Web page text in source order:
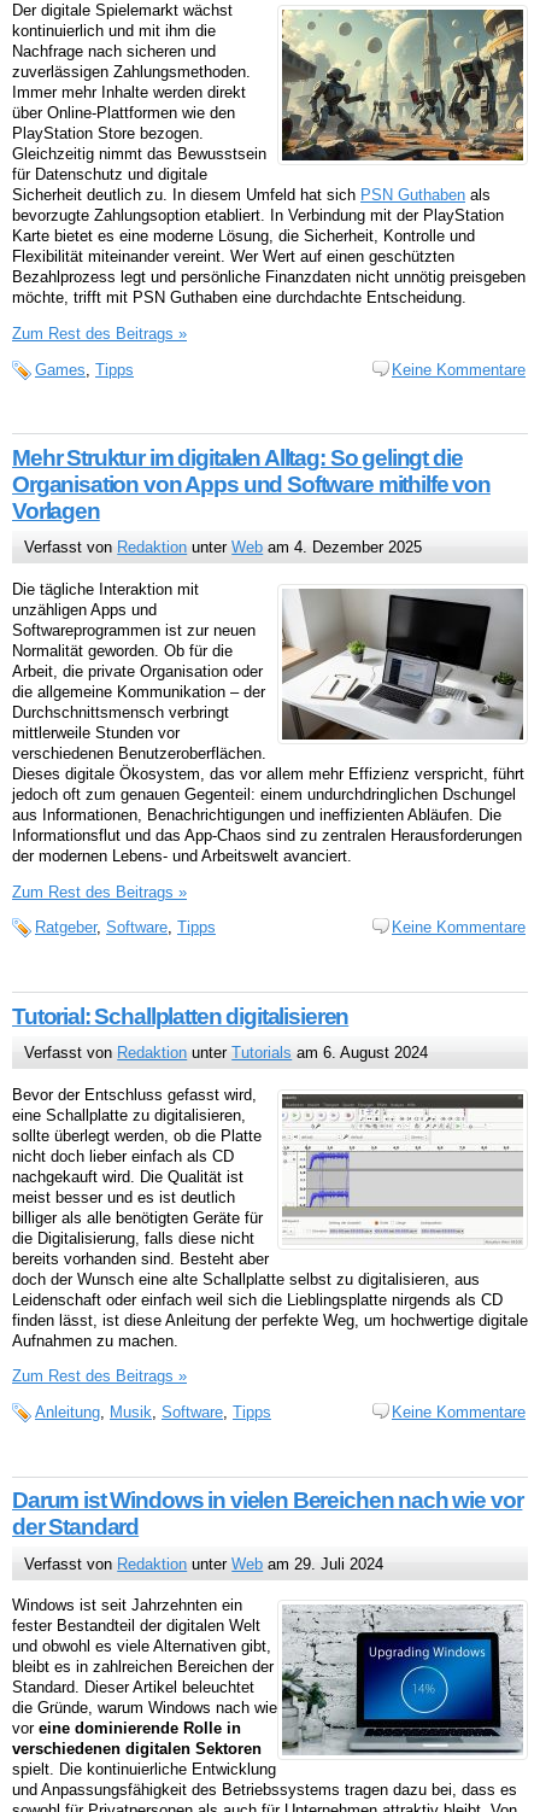
Der digitale Spielemarkt wächst
kontinuierlich und mit ihm die
Nachfrage nach sicheren und
zuverlässigen Zahlungsmethoden.
Immer mehr Inhalte werden direkt
über Online-Plattformen wie den
PlayStation Store bezogen.
Gleichzeitig nimmt das Bewusstsein
für Datenschutz und digitale
Sicherheit deutlich zu. In diesem Umfeld hat sich PSN Guthaben als
bevorzugte Zahlungsoption etabliert. In Verbindung mit der PlayStation
Karte bietet es eine moderne Lösung, die Sicherheit, Kontrolle und
Flexibilität miteinander vereint. Wer Wert auf einen geschützten
Bezahlprozess legt und persönliche Finanzdaten nicht unnötig preisgeben
möchte, trifft mit PSN Guthaben eine durchdachte Entscheidung.
Zum Rest des Beitrags »
Games Tipps Keine Kommentare
Mehr Struktur im digitalen Alltag: So gelingt die
Organisation von Apps und Software mithilfe von
Vorlagen
Verfasst von Redaktion unterWeb am 4. Dezember 2025
Die tägliche Interaktion mit
unzähligen Apps und
Softwareprogrammen ist zur neuen
Normalität geworden. Ob für die
Arbeit, die private Organisation oder
die allgemeine Kommunikation – der
Durchschnittsmensch verbringt
mittlerweile Stunden vor
verschiedenen Benutzeroberflächen.
Dieses digitale Ökosystem, das vor allem mehr Effizienz verspricht, führt
jedoch oft zum genauen Gegenteil: einem undurchdringlichen Dschungel
aus Informationen, Benachrichtigungen und ineffizienten Abläufen. Die
Informationsflut und das App-Chaos sind zu zentralen Herausforderungen
der modernen Lebens- und Arbeitswelt avanciert.
Zum Rest des Beitrags »
Ratgeber, Software, Tipps Keine Kommentare
Tutorial: Schallplatten digitalisieren
Verfasst von Redaktion unterTutorials am 6. August 2024
Bevor der Entschluss gefasst wird,
eine Schallplatte zu digitalisieren,
sollte überlegt werden, ob die Platte
nicht doch lieber einfach als CD
nachgekauft wird. Die Qualität ist
meist besser und es ist deutlich
billiger als alle benötigten Geräte für
die Digitalisierung, falls diese nicht
bereits vorhanden sind. Besteht aber
doch der Wunsch eine alte Schallplatte selbst zu digitalisieren, aus
Leidenschaft oder einfach weil sich die Lieblingsplatte nirgends als CD
finden lässt, ist diese Anleitung der perfekte Weg, um hochwertige digitale
Aufnahmen zu machen.
Zum Rest des Beitrags »
Anleitung, Musik, Software, Tipps Keine Kommentare
Darum ist Windows in vielen Bereichen nach wie vor
der Standard
Verfasst von Redaktion unterWeb am 29. Juli 2024
Windows ist seit Jahrzehnten ein
fester Bestandteil der digitalen Welt
und obwohl es viele Alternativen gibt,
bleibt es in zahlreichen Bereichen der
Standard. Dieser Artikel beleuchtet
die Gründe, warum Windows nach wie
vor eine dominierende Rolle in
verschiedenen digitalen Sektoren
spielt. Die kontinuierliche Entwicklung
und Anpassungsfähigkeit des Betriebssystems tragen dazu bei, dass es